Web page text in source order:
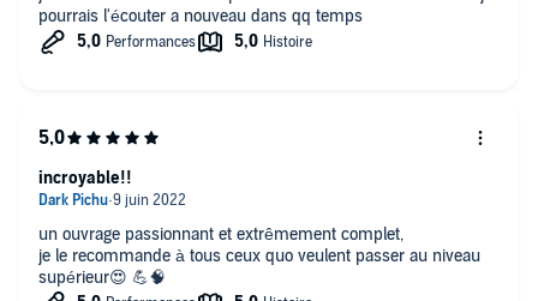
pourrais l'écouter a nouveau dans qq temps
un ouvrage passionnant et extrêmement complet,
je le recommande à tous ceux quo veulent passer au niveau
supérieur😍 💪🧠
incroyable!!